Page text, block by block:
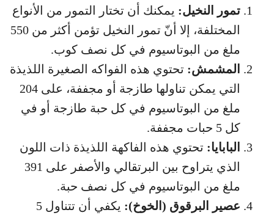
تمور النخيل: يمكنك أن تختار التمور من الأنواع
المختلفة، إلا أنّ تمور النخيل تؤمن أكثر من 550
ملغ من البوتاسيوم في كل نصف كوب.
المشمش: تحتوي هذه الفواكه الصغيرة اللذيذة
التي يمكن تناولها طازجة أو مجففة، على 204
ملغ من البوتاسيوم في كل حبة طازجة أو في
كل 5 حبات مجففة.
البابايا: تحتوي هذه الفاكهة اللذيذة ذات اللون
الذي يتراوح بين البرتقالي والأصفر على 391
ملغ من البوتاسيوم في كل نصف حبة.
عصير البرقوق (الخوخ):
يكفي أن تتناول 5